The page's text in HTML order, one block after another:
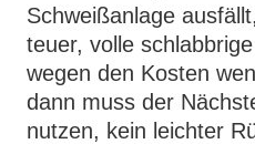
Schweißanlage
teuer, volle
wegen den Kosten
dann muss der
nutzen, kein leichter